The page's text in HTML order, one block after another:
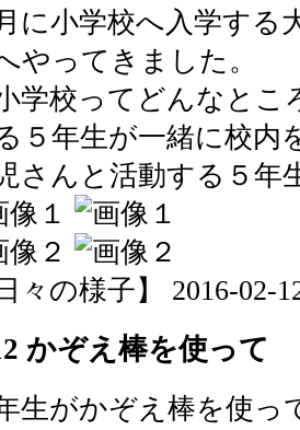
に小学校へ入学する
やってきました。
小学校ってどんなと
５年生が一緒に校内
さんと活動する５年
日々の様子】 2016-02-
かぞえ棒を使って
生がかぞえ棒を使